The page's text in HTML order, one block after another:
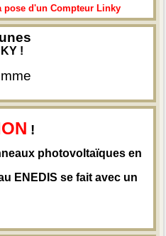
pose d'un Compteur Linky
!
!
photovoltaïques en
ENEDIS se fait avec un